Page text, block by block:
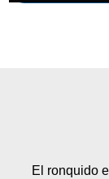
El ronquido